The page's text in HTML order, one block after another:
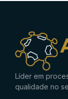
Líder em
qualidade no